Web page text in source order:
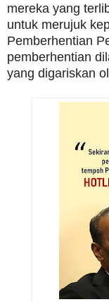
mereka yang
untuk merujuk
Pemberhentian
pemberhentian
yang digariskan